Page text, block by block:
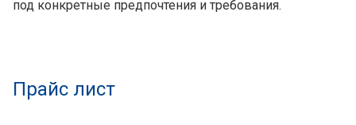
под конкретные предпочтения и требования.
Прайс лист